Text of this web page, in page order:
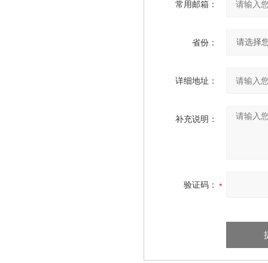
常用邮箱：
省份：
详细地址：
补充说明：
验证码：